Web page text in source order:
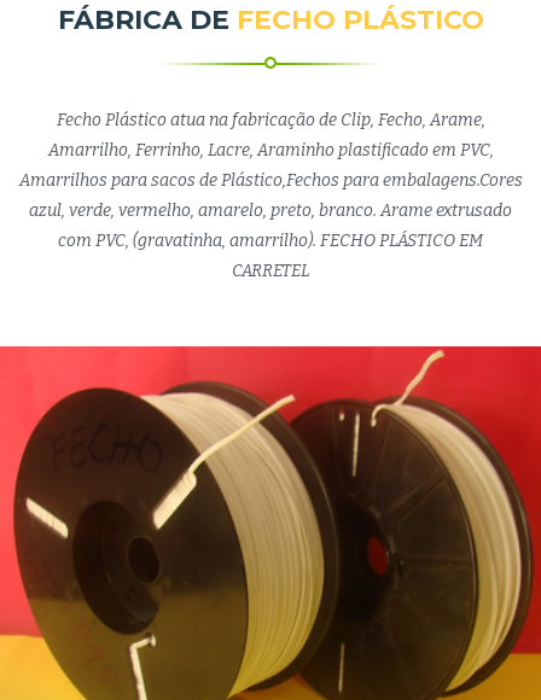
FÁBRICA DE FECHO PLÁSTICO
Fecho Plástico atua na fabricação de Clip, Fecho, Arame,
Amarrilho, Ferrinho, Lacre, Araminho plastificado em PVC,
Amarrilhos para sacos de Plástico,Fechos para embalagens.Cores
azul, verde, vermelho, amarelo, preto, branco. Arame extrusado
com PVC, (gravatinha, amarrilho). FECHO PLÁSTICO EM
CARRETEL